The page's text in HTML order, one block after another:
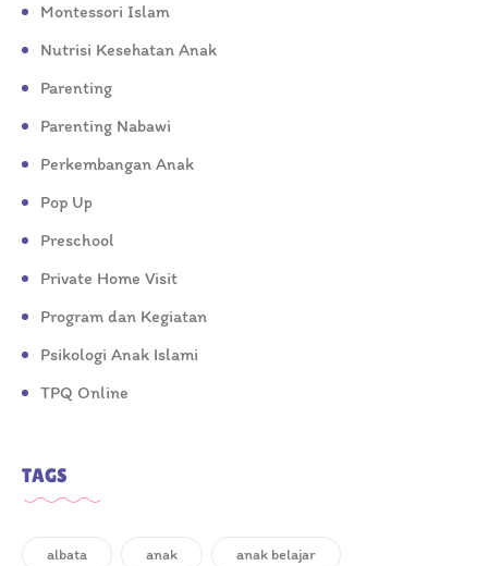
Montessori Islam
Nutrisi Kesehatan Anak
Parenting
Parenting Nabawi
Perkembangan Anak
Pop Up
Preschool
Private Home Visit
Program dan Kegiatan
Psikologi Anak Islami
TPQ Online
TAGS
albata anak anak belajar